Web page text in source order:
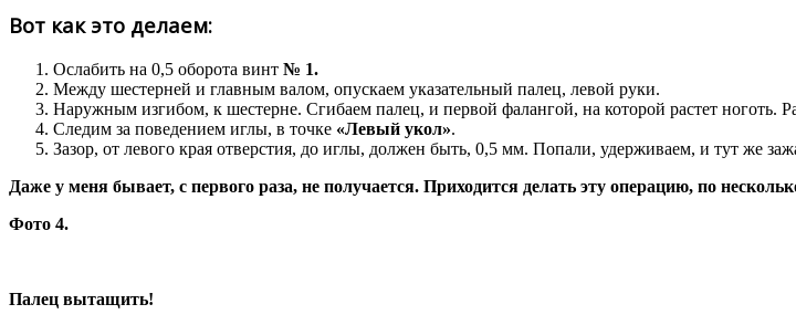
Вот как это делаем:
Ослабить на 0,5 оборота винт № 1.
Между шестерней и главным валом, опускаем указательный палец, левой руки.
Наружным изгибом, к шестерне. Сгибаем палец, и первой фалангой, на которой растет ноготь.
Следим за поведением иглы, в точке «Левый укол».
Зазор, от левого края отверстия, до иглы, должен быть, 0,5 мм. Попали, удерживаем, и тут же
Даже у меня бывает, с первого раза, не получается. Приходится делать эту операцию, по
Фото 4.
Палец вытащить!